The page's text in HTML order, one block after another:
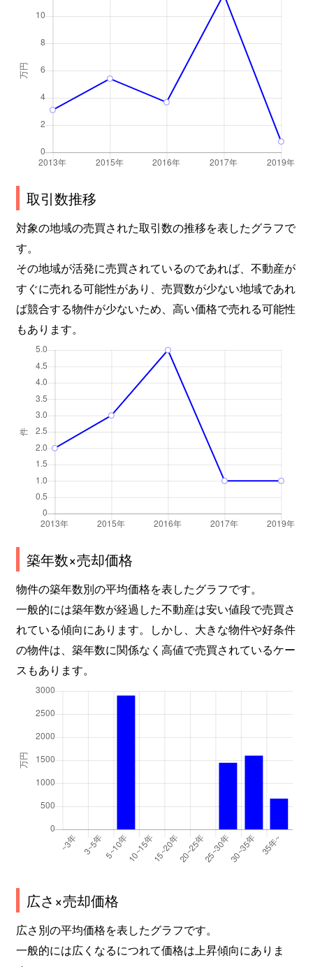
取引数推移
対象の地域の売買された取引数の推移を表したグラフで
す。
その地域が活発に売買されているのであれば、不動産が
すぐに売れる可能性があり、売買数が少ない地域であれ
ば競合する物件が少ないため、高い価格で売れる可能性
もあります。
築年数×売却価格
物件の築年数別の平均価格を表したグラフです。
一般的には築年数が経過した不動産は安い値段で売買さ
れている傾向にあります。しかし、大きな物件や好条件
の物件は、築年数に関係なく高値で売買されているケー
スもあります。
広さ×売却価格
広さ別の平均価格を表したグラフです。
一般的には広くなるにつれて価格は上昇傾向にありま